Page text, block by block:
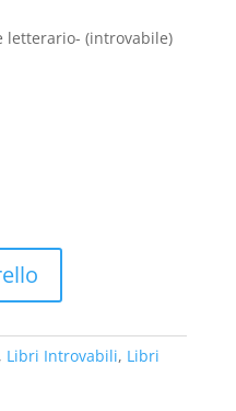
letterario- (introvabile)
, Libri Introvabili, Libri